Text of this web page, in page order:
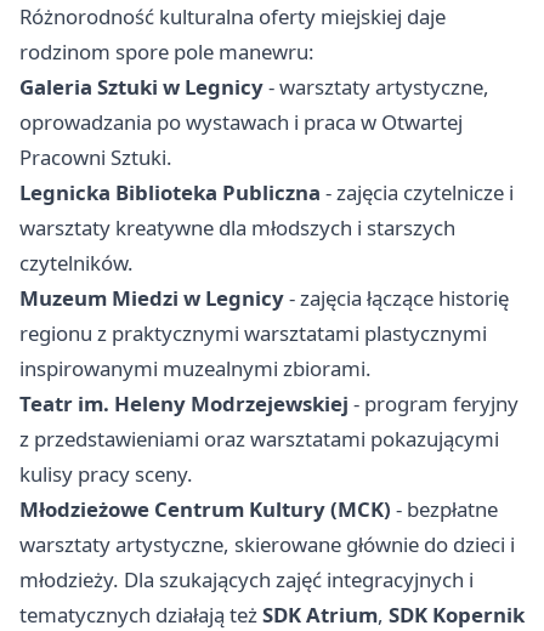
Różnorodność kulturalna oferty miejskiej daje
rodzinom spore pole manewru:
Galeria Sztuki w Legnicy- warsztaty artystyczne,
oprowadzania po wystawach i praca w Otwartej
Pracowni Sztuki.
Legnicka Biblioteka Publiczna - zajęcia czytelnicze i
warsztaty kreatywne dla młodszych i starszych
czytelników.
Muzeum Miedzi w Legnicy- zajęcia łączące historię
regionu z praktycznymi warsztatami plastycznymi
inspirowanymi muzealnymi zbiorami.
Teatr im. Heleny Modrzejewskiej - program feryjny
z przedstawieniami oraz warsztatami pokazującymi
kulisy pracy sceny.
Młodzieżowe Centrum Kultury (MCK) - bezpłatne
warsztaty artystyczne, skierowane głównie do dzieci i
młodzieży. Dla szukających zajęć integracyjnych i
tematycznych działają teżSDK Atrium, SDK Kopernik